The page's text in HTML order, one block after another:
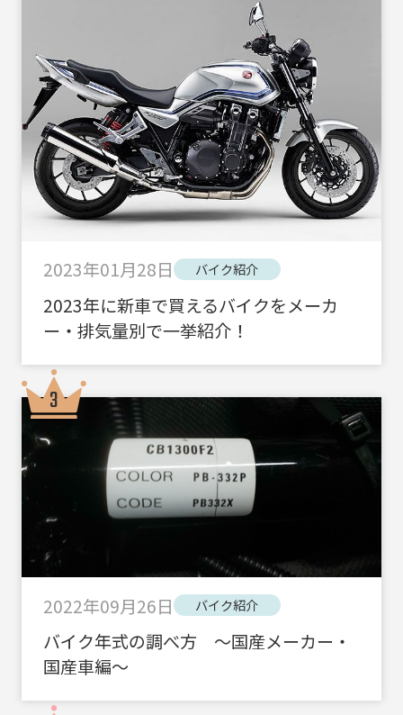
2023年01月28日 バイク紹介
2023年に新車で買えるバイクをメーカ
ー・排気量別で一挙紹介！
2022年09月26日 バイク紹介
バイク年式の調べ方 ～国産メーカー・
国産車編～